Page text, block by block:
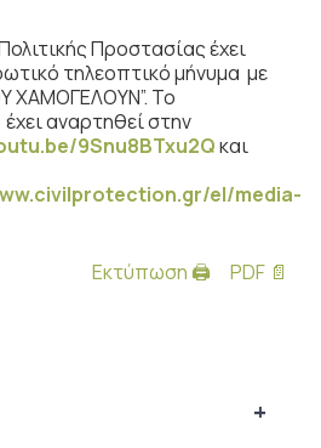
Προστασίας έχει
τηλεοπτικό μήνυμα με
ΧΑΜΟΓΕΛΟΥΝ”. Το
αναρτηθεί στην
9Snu8BTxu2Qκαι
el/media-
Εκτύπωση 🖨
PDF 📄
+